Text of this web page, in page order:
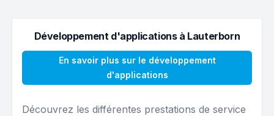
Développement d'applications à Lauterborn
En savoir plus sur le développement
d'applications
Découvrez les différentes prestations de service